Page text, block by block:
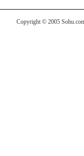
Copyright © 2005